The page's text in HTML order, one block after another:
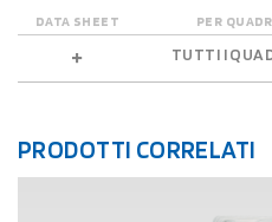
DATA SHEET PER
TUTTI I
PRODOTTI CORRELATI